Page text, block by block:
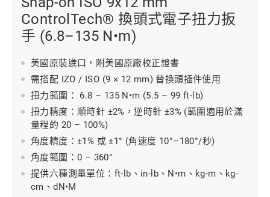
ControlTech® 換頭式電子扭力扳
手 (6.8–135 N•m)
美國原裝進口，附美國原廠校正證書
需搭配 IZO / ISO (9 × 12 mm) 替換頭插件使用
扭力範圍： 6.8 – 135 N•m (5.5 – 99 ft-lb)
扭力精度：順時針 ±2%，逆時針 ±3% (範圍適用於滿
量程的 20 – 100%)
角度精度：±1% 或 ±1° (角速度 10°–180°/秒)
角度範圍：0 – 360°
提供六種測量單位：ft-lb、in-lb、N•m、kg-m、kg-
cm、dN•M